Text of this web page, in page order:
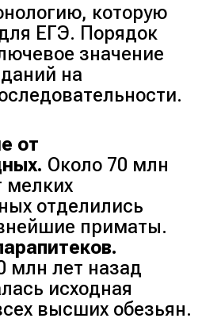
которую
ЕГЭ. Порядок
значение
на
от
Около 70 млн
мелких
отделились
приматы.
млн лет назад
исходная
высших обезьян.